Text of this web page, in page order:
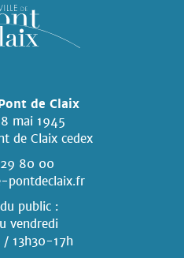
de Claix
mai 1945
de Claix cedex
80 00
pontdeclaix.fr
public :
vendredi
13h30-17h